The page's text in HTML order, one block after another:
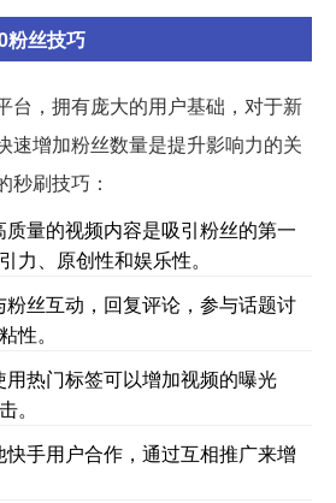
粉丝技巧
台，拥有庞大的用户基础，对于新
速增加粉丝数量是提升影响力的关
秒刷技巧：
质量的视频内容是吸引粉丝的第一
力、原创性和娱乐性。
粉丝互动，回复评论，参与话题讨
性。
用热门标签可以增加视频的曝光
。
快手用户合作，通过互相推广来增